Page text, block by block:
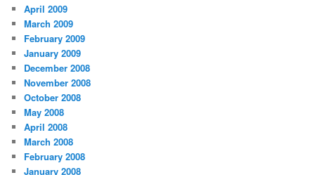
April 2009
March 2009
February 2009
January 2009
December 2008
November 2008
October 2008
May 2008
April 2008
March 2008
February 2008
January 2008